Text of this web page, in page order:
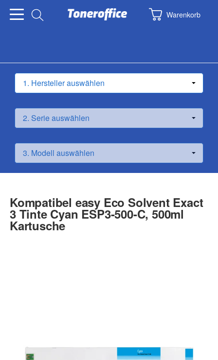
Warenkorb
Kompatibel easy Eco Solvent Exact
3 Tinte Cyan ESP3-500-C, 500ml
Kartusche